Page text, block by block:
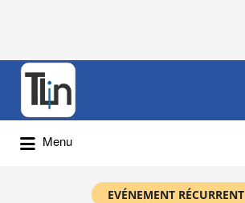
Rechercher
Menu
EVÉNEMENT RÉCURRENT